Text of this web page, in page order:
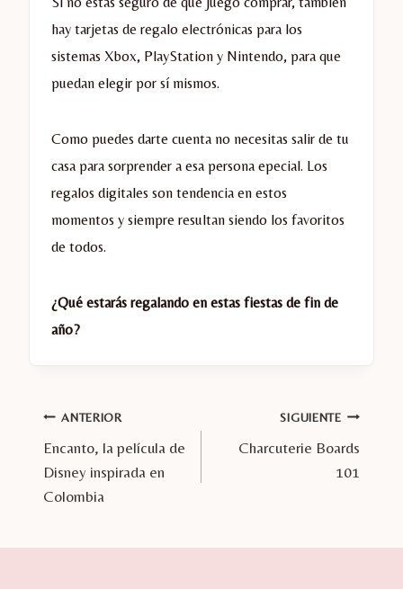
hay tarjetas de regalo electrónicas para los
sistemas Xbox, PlayStation y Nintendo, para que
puedan elegir por sí mismos.
Como puedes darte cuenta no necesitas salir de tu
casa para sorprender a esa persona epecial. Los
regalos digitales son tendencia en estos
momentos y siempre resultan siendo los favoritos
de todos.
¿Qué estarás regalando en estas fiestas de fin de
año?
Navegación
de
entradas
ANTERIOR
Encanto, la película de
Disney inspirada en
Colombia
SIGUIENTE
Charcuterie Boards
101